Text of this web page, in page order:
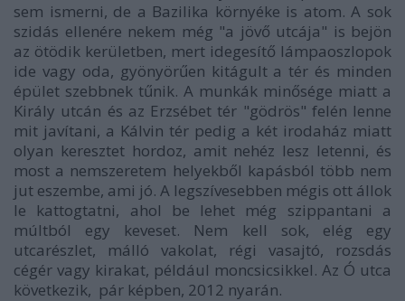
sem ismerni, de a Bazilika környéke is atom. A sok
szidás ellenére nekem még "a jövő utcája" is bejön
az ötödik kerületben, mert idegesítő lámpaoszlopok
ide vagy oda, gyönyörűen kitágult a tér és minden
épület szebbnek tűnik. A munkák minősége miatt a
Király utcán és az Erzsébet tér "gödrös" felén lenne
mit javítani, a Kálvin tér pedig a két irodaház miatt
olyan keresztet hordoz, amit nehéz lesz letenni, és
most a nemszeretem helyekből kapásból több nem
jut eszembe, ami jó. A legszívesebben mégis ott állok
le kattogtatni, ahol be lehet még szippantani a
múltból egy keveset. Nem kell sok, elég egy
utcarészlet, málló vakolat, régi vasajtó, rozsdás
cégér vagy kirakat, például moncsicsikkel. Az Ó utca
következik, pár képben, 2012 nyarán.